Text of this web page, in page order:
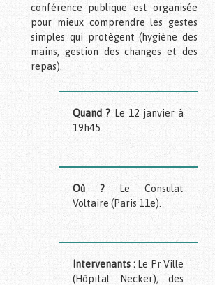
conférence publique est organisée
pour mieux comprendre les gestes
simples qui protègent (hygiène des
mains, gestion des changes et des
repas).
Quand ? Le 12 janvier à
19h45.
Où ? Le Consulat
Voltaire (Paris 11e).
Intervenants :Le Pr Ville
(Hôpital Necker), des